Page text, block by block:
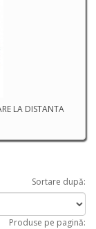
LA DISTANTA
Sortare după:
Produse pe pagină: